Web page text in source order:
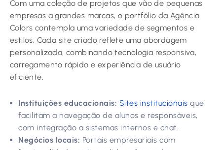
Com uma coleção de projetos que vão de pequenas
empresas a grandes marcas, o portfólio da Agência
Colors contempla uma variedade de segmentos e
estilos. Cada site criado reflete uma abordagem
personalizada, combinando tecnologia responsiva,
carregamento rápido e experiência de usuário
eficiente.
Instituições educacionais: Sites institucionais que
facilitam a navegação de alunos e responsáveis,
com integração a sistemas internos e chat.
Negócios locais: Portais empresariais com